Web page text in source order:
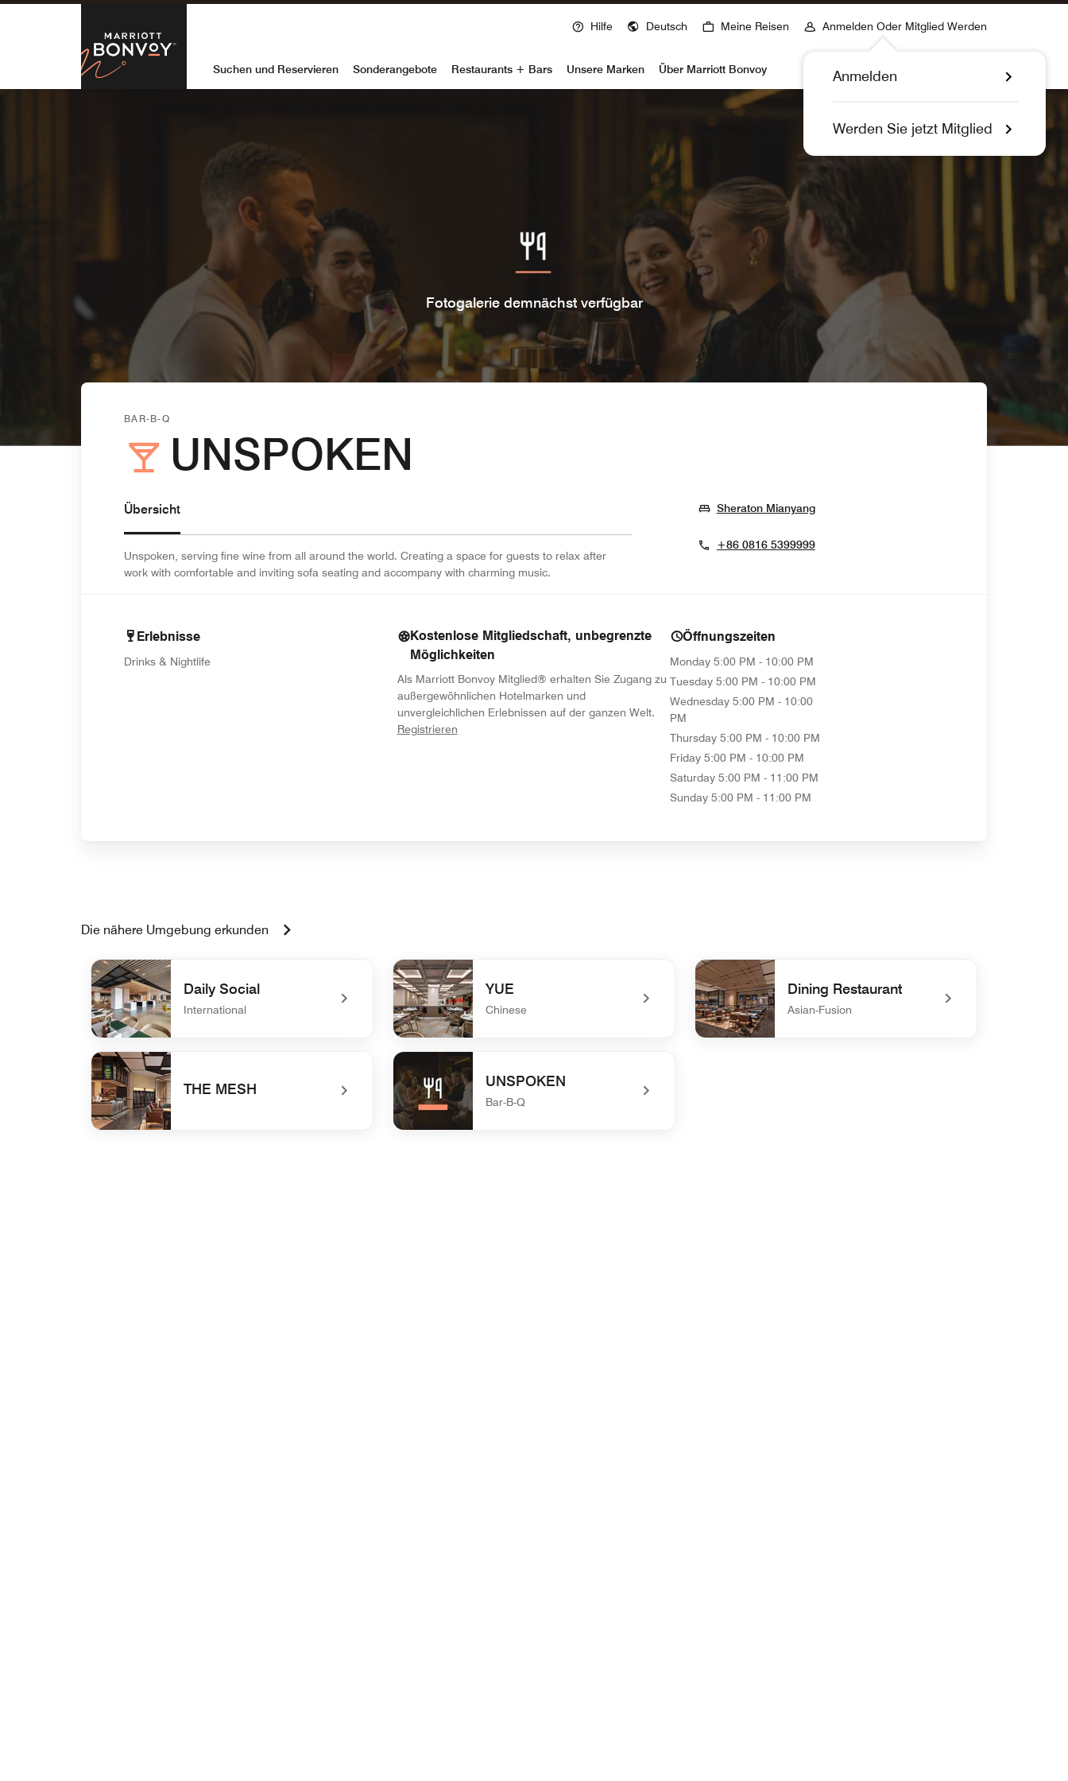
Skip to Content
Marriott Bonvoy
Hilfe Deutsch Meine Reisen Anmelden Oder Mitglied Werden
Anmelden
Werden Sie jetzt Mitglied
Suchen und Reservieren Sonderangebote Restaurants + Bars Unsere Marken Über Marriott Bonvoy
Fotogalerie demnächst verfügbar
BAR-B-Q
UNSPOKEN
Übersicht
Unspoken, serving fine wine from all around the world. Creating a space for guests to relax after
work with comfortable and inviting sofa seating and accompany with charming music.
Sheraton MianyangOpens In New Window
+86 0816 5399999
Erlebnisse
Drinks & Nightlife
Kostenlose Mitgliedschaft, unbegrenzte
Möglichkeiten
Als Marriott Bonvoy Mitglied® erhalten Sie Zugang zu
außergewöhnlichen Hotelmarken und
unvergleichlichen Erlebnissen auf der ganzen Welt.
Registrierenopens in new window
Öffnungszeiten
Monday 5:00 PM - 10:00 PM
Tuesday 5:00 PM - 10:00 PM
Wednesday 5:00 PM - 10:00
PM
Thursday 5:00 PM - 10:00 PM
Friday 5:00 PM - 10:00 PM
Saturday 5:00 PM - 11:00 PM
Sunday 5:00 PM - 11:00 PM
Die nähere Umgebung erkunden
Daily Social
International
undefined Daily Social
YUE
Chinese
undefined YUE
Dining Restaurant
Asian-Fusion
THE MESH UNSPOKEN
Bar-B-Q